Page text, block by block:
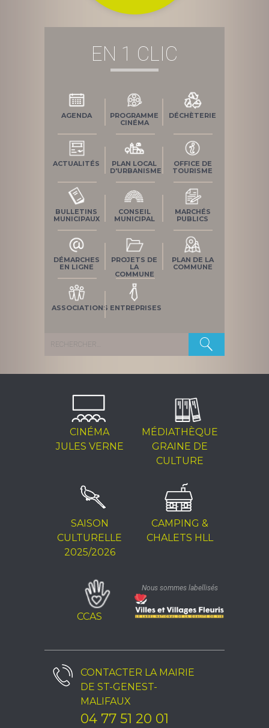
EN 1 CLIC
AGENDA
PROGRAMME
CINÉMA
DÉCHÈTERIE
ACTUALITÉS
PLAN LOCAL
D'URBANISME
OFFICE DE
TOURISME
BULLETINS
MUNICIPAUX
CONSEIL
MUNICIPAL
MARCHÉS
PUBLICS
DÉMARCHES
EN LIGNE
PROJETS DE
LA
COMMUNE
PLAN DE LA
COMMUNE
ASSOCIATIONS ENTREPRISES
Rechercher :
CINÉMA
JULES VERNE
MÉDIATHÈQUE
GRAINE DE
CULTURE
SAISON
CULTURELLE
2025/2026
CAMPING &
CHALETS HLL
CCAS
Nous sommes labellisés
CONTACTER LA MAIRIE
DE ST-GENEST-
MALIFAUX
04 77 51 20 01